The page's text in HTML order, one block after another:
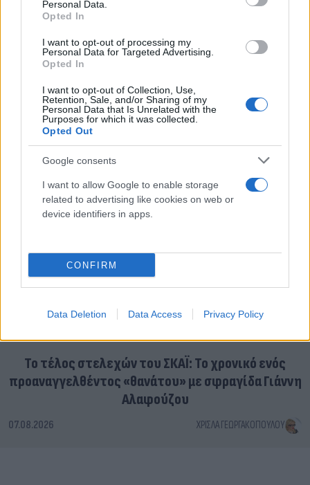
Personal Data.
Opted In
I want to opt-out of processing my
Personal Data for Targeted Advertising.
Opted In
I want to opt-out of Collection, Use,
Retention, Sale, and/or Sharing of my
Personal Data that Is Unrelated with the
Purposes for which it was collected.
Opted Out
Google consents
I want to allow Google to enable storage
related to advertising like cookies on web or
device identifiers in apps.
CONFIRM
Data Deletion Data Access Privacy Policy
ΓΙΏΡΓΟΣ ΓΕΩΡΓΑΚΌΠΟΥΛΟΣ
Το τέλος στελεχών του ΣΚΑΪ: Το χρονικό ενός
προαναγγελθέντος «θανάτου» με σφραγίδα Γιάννη
Αλαφούζου
07.08.2026 ΧΡΊΣΛΑ ΓΕΩΡΓΑΚΟΠΟΎΛΟΥ